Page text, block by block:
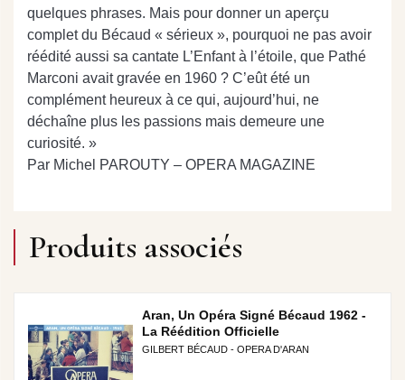
quelques phrases. Mais pour donner un aperçu
complet du Bécaud « sérieux », pourquoi ne pas avoir
réédité aussi sa cantate L’Enfant à l’étoile, que Pathé
Marconi avait gravée en 1960 ? C’eût été un
complément heureux à ce qui, aujourd’hui, ne
déchaîne plus les passions mais demeure une
curiosité. »
Par Michel PAROUTY – OPERA MAGAZINE
Produits associés
Aran, Un Opéra Signé Bécaud 1962 -
La Réédition Officielle
GILBERT BÉCAUD - OPERA D'ARAN